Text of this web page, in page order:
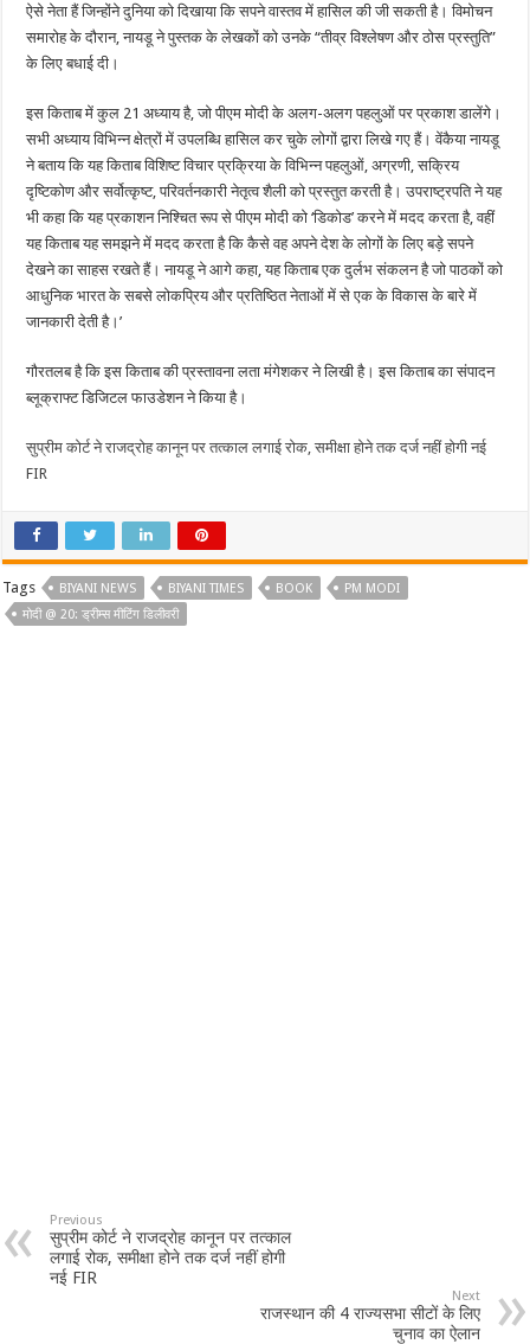
ऐसे नेता हैं जिन्होंने दुनिया को दिखाया कि सपने वास्तव में हासिल की जी सकती है। विमोचन
समारोह के दौरान, नायडू ने पुस्तक के लेखकों को उनके “तीव्र विश्लेषण और ठोस प्रस्तुति”
के लिए बधाई दी।
इस किताब में कुल 21 अध्याय है, जो पीएम मोदी के अलग-अलग पहलुओं पर प्रकाश डालेंगे।
सभी अध्याय विभिन्न क्षेत्रों में उपलब्धि हासिल कर चुके लोगों द्वारा लिखे गए हैं। वेंकैया नायडू
ने बताय कि यह किताब विशिष्ट विचार प्रक्रिया के विभिन्न पहलुओं, अग्रणी, सक्रिय
दृष्टिकोण और सर्वोत्कृष्ट, परिवर्तनकारी नेतृत्व शैली को प्रस्तुत करती है। उपराष्ट्रपति ने यह
भी कहा कि यह प्रकाशन निश्चित रूप से पीएम मोदी को ‘डिकोड’ करने में मदद करता है, वहीं
यह किताब यह समझने में मदद करता है कि कैसे वह अपने देश के लोगों के लिए बड़े सपने
देखने का साहस रखते हैं। नायडू ने आगे कहा, यह किताब एक दुर्लभ संकलन है जो पाठकों को
आधुनिक भारत के सबसे लोकप्रिय और प्रतिष्ठित नेताओं में से एक के विकास के बारे में
जानकारी देती है।’
गौरतलब है कि इस किताब की प्रस्तावना लता मंगेशकर ने लिखी है। इस किताब का संपादन
ब्लूक्राफ्ट डिजिटल फाउडेशन ने किया है।
सुप्रीम कोर्ट ने राजद्रोह कानून पर तत्काल लगाई रोक, समीक्षा होने तक दर्ज नहीं होगी नई
FIR
Tags BIYANI NEWS BIYANI TIMES BOOK
PM MODI
मोदी @ 20: ड्रीम्स मीटिंग डिलीवरी
Previous
सुप्रीम कोर्ट ने राजद्रोह कानून पर तत्काल
लगाई रोक, समीक्षा होने तक दर्ज नहीं होगी
नई FIR
Next
राजस्थान की 4 राज्यसभा सीटों के लिए
चुनाव का ऐलान